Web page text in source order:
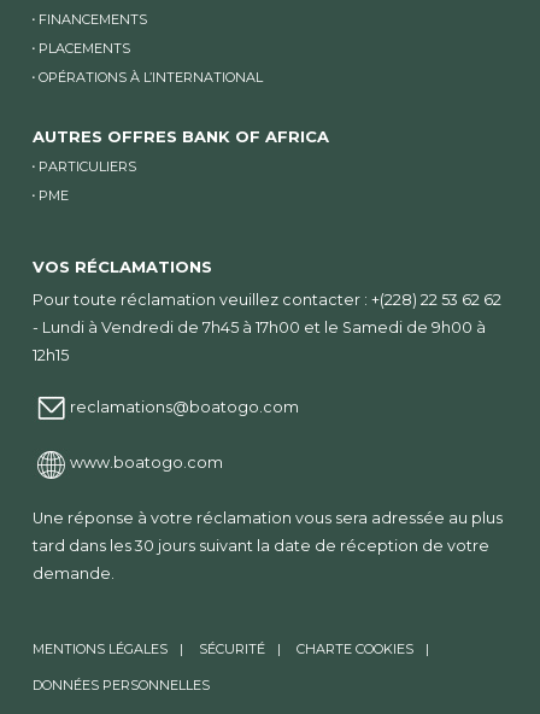
FINANCEMENTS
PLACEMENTS
OPÉRATIONS À L’INTERNATIONAL
AUTRES OFFRES BANK OF AFRICA
PARTICULIERS
PME
VOS RÉCLAMATIONS
Pour toute réclamation veuillez contacter : +(228) 22 53 62 62
- Lundi à Vendredi de 7h45 à 17h00 et le Samedi de 9h00 à
12h15
reclamations@boatogo.com
www.boatogo.com
Une réponse à votre réclamation vous sera adressée au plus
tard dans les 30 jours suivant la date de réception de votre
demande.
MENTIONS LÉGALES SÉCURITÉ CHARTE COOKIES
DONNÉES PERSONNELLES